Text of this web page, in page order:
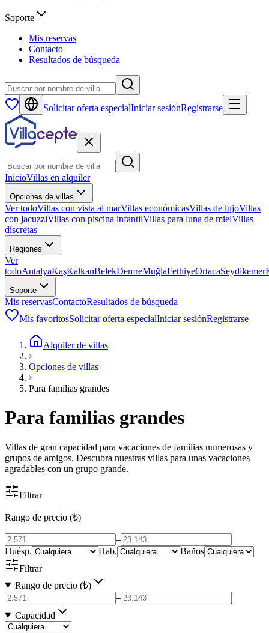
Soporte
Mis reservas
Contacto
Resultados de búsqueda
Solicitar oferta especialIniciar sesiónRegistrarse
InicioVillas en alquiler
Opciones de villas
Ver todoVillas con vista al marVillas económicasVillas de lujoVillas
con jacuzziVillas con piscina infantilVillas para luna de mielVillas
discretas
Regiones
Ver
todoAntalyaKaşKalkanBelekDemreMuğlaFethiyeOrtacaSeydikemer
Soporte
Mis reservasContactoResultados de búsqueda
Mis favoritosSolicitar oferta especialIniciar sesiónRegistrarse
Alquiler de villas
Opciones de villas
Para familias grandes
Para familias grandes
Villas de gran capacidad para vacaciones de familias numerosas y
grupos de amigos. Descubra nuestras villas para unas vacaciones
agradables con un grupo grande.
Filtrar
Rango de precio (₺)
–
Huésp.
Hab.
Baños
Filtrar
Rango de precio (₺)
–
Capacidad